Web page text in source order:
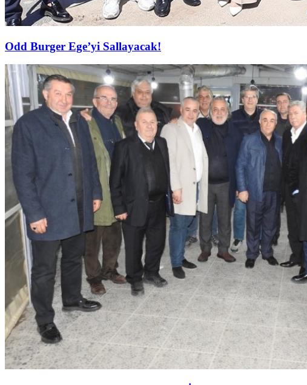
Odd Burger Ege’yi Sallayacak!